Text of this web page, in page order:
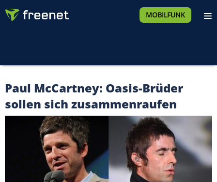
MOBILFUNK
Paul McCartney: Oasis-Brüder
sollen sich zusammenraufen